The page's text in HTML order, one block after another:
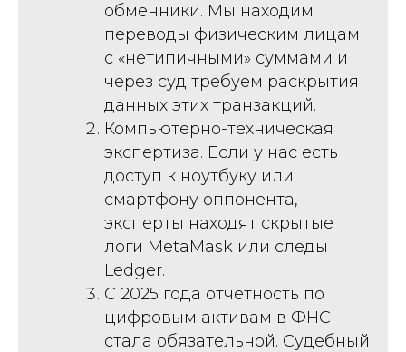
обменники. Мы находим
переводы физическим лицам
с «нетипичными» суммами и
через суд требуем раскрытия
данных этих транзакций.
Компьютерно-техническая
экспертиза. Если у нас есть
доступ к ноутбуку или
смартфону оппонента,
эксперты находят скрытые
логи MetaMask или следы
Ledger.
С 2025 года отчетность по
цифровым активам в ФНС
стала обязательной. Судебный